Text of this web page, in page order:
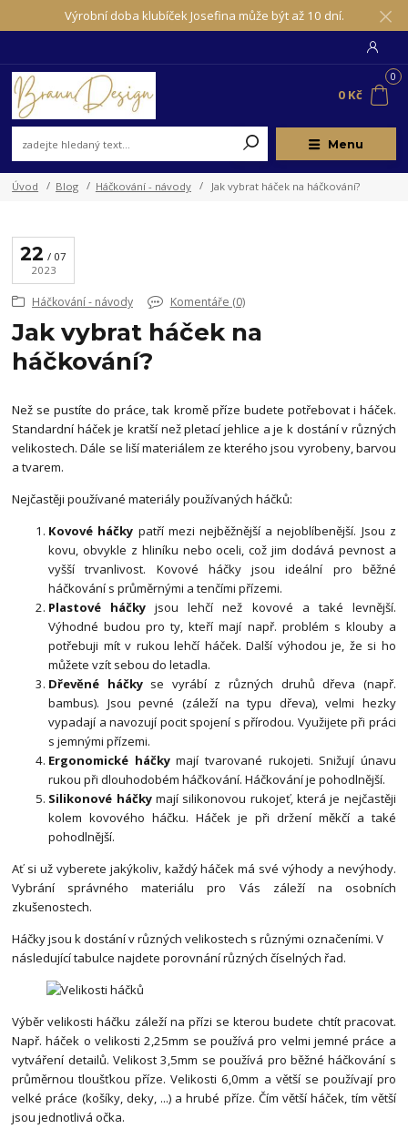
Výrobní doba klubíček Josefina může být až 10 dní.
Menu
0
0 Kč
Úvod Blog Háčkování - návody Jak vybrat háček na háčkování?
22
07
2023
Háčkování - návody Komentáře (0)
Jak vybrat háček na
háčkování?
Než se pustíte do práce, tak kromě příze budete potřebovat i háček.
Standardní háček je kratší než pletací jehlice a je k dostání v různých
velikostech. Dále se liší materiálem ze kterého jsou vyrobeny, barvou
a tvarem.
Nejčastěji používané materiály používaných háčků:
Kovové háčky patří mezi nejběžnější a nejoblíbenější. Jsou z
kovu, obvykle z hliníku nebo oceli, což jim dodává pevnost a
vyšší trvanlivost. Kovové háčky jsou ideální pro běžné
háčkování s průměrnými a tenčími přízemi.
Plastové háčky jsou lehčí než kovové a také levnější.
Výhodné budou pro ty, kteří mají např. problém s klouby a
potřebuji mít v rukou lehčí háček. Další výhodou je, že si ho
můžete vzít sebou do letadla.
Dřevěné háčkyse vyrábí z různých druhů dřeva (např.
bambus). Jsou pevné (záleží na typu dřeva), velmi hezky
vypadají a navozují pocit spojení s přírodou. Využijete při práci
s jemnými přízemi.
Ergonomické háčkymají tvarované rukojeti. Snižují únavu
rukou při dlouhodobém háčkování. Háčkování je pohodlnější.
Silikonové háčkymají silikonovou rukojeť, která je nejčastěji
kolem kovového háčku. Háček je při držení měkčí a také
pohodlnější.
Ať si už vyberete jakýkoliv, každý háček má své výhody a nevýhody.
Vybrání správného materiálu pro Vás záleží na osobních
zkušenostech.
Háčky jsou k dostání v různých velikostech s různými označeními. V
následující tabulce najdete porovnání různých číselných řad.
Výběr velikosti háčku záleží na přízi se kterou budete chtít pracovat.
Např. háček o velikosti 2,25mm se používá pro velmi jemné práce a
vytváření detailů. Velikost 3,5mm se používá pro běžné háčkování s
průměrnou tloušťkou příze. Velikosti 6,0mm a větší se používají pro
velké práce (košíky, deky, ...) a hrubé příze. Čím větší háček, tím větší
jsou jednotlivá očka.